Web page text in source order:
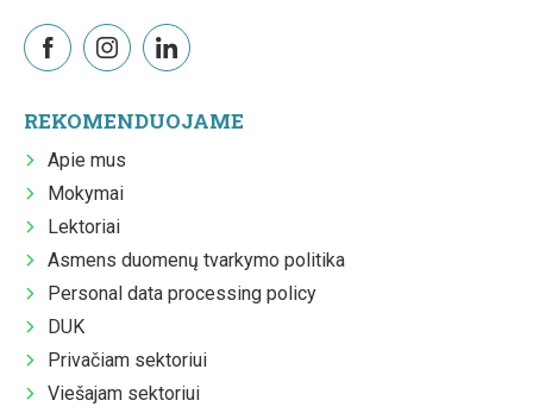
REKOMENDUOJAME
Apie mus
Mokymai
Lektoriai
Asmens duomenų tvarkymo politika
Personal data processing policy
DUK
Privačiam sektoriui
Viešajam sektoriui